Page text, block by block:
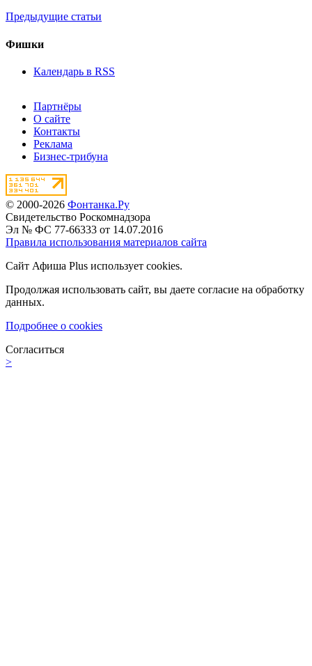
Предыдущие статьи
Фишки
Календарь в RSS
Партнёры
О сайте
Контакты
Реклама
Бизнес-трибуна
© 2000-2026 Фонтанка.Ру
Свидетельство Роскомнадзора
Эл № ФС 77-66333 от 14.07.2016
Правила использования материалов сайта
Сайт Афиша Plus использует cookies.
Продолжая использовать сайт, вы даете согласие на обработку
данных.
Подробнее о cookies
Согласиться
>